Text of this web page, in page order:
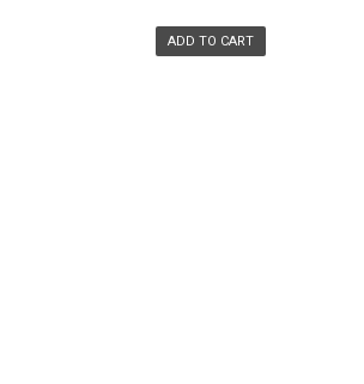
ADD TO CART